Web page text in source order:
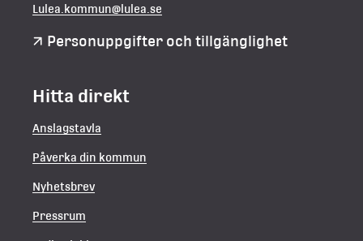
Lulea.kommun@lulea.se
Personuppgifter och tillgänglighet
Hitta direkt
Anslagstavla
Påverka din kommun
Nyhetsbrev
Pressrum